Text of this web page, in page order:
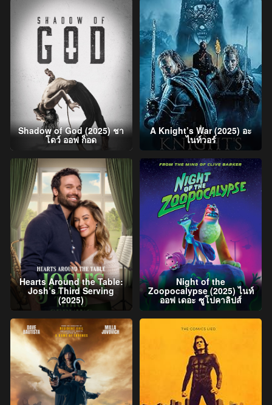
Shadow of God (2025) ชา
โดว์ ออฟ ก็อด
A Knight’s War (2025) อะ
ไนท์วอร์
Hearts Around the Table:
Josh’s Third Serving
(2025)
Night of the
Zoopocalypse (2025) ไนท์
ออฟ เดอะ ซูโปคาลิปส์